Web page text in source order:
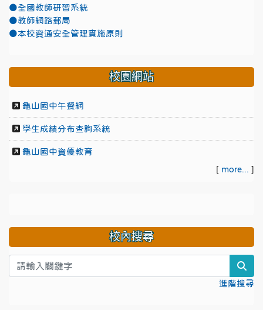
●全國教師研習系統
●教師網路郵局
●本校資通安全管理實施原則
校園網站
龜山國中午餐網
學生成績分布查詢系統
龜山國中資優教育
[ more... ]
校內搜尋
進階搜尋